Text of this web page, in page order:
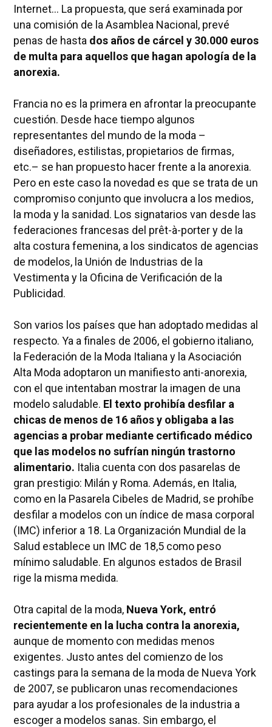
Internet... La propuesta, que será examinada por
una comisión de la Asamblea Nacional, prevé
penas de hasta dos años de cárcel y 30.000 euros
de multa para aquellos que hagan apología de la
anorexia.
Francia no es la primera en afrontar la preocupante
cuestión. Desde hace tiempo algunos
representantes del mundo de la moda –
diseñadores, estilistas, propietarios de firmas,
etc.– se han propuesto hacer frente a la anorexia.
Pero en este caso la novedad es que se trata de un
compromiso conjunto que involucra a los medios,
la moda y la sanidad. Los signatarios van desde las
federaciones francesas del prêt-à-porter y de la
alta costura femenina, a los sindicatos de agencias
de modelos, la Unión de Industrias de la
Vestimenta y la Oficina de Verificación de la
Publicidad.
Son varios los países que han adoptado medidas al
respecto. Ya a finales de 2006, el gobierno italiano,
la Federación de la Moda Italiana y la Asociación
Alta Moda adoptaron un manifiesto anti-anorexia,
con el que intentaban mostrar la imagen de una
modelo saludable. El texto prohibía desfilar a
chicas de menos de 16 años y obligaba a las
agencias a probar mediante certificado médico
que las modelos no sufrían ningún trastorno
alimentario. Italia cuenta con dos pasarelas de
gran prestigio: Milán y Roma. Además, en Italia,
como en la Pasarela Cibeles de Madrid, se prohíbe
desfilar a modelos con un índice de masa corporal
(IMC) inferior a 18. La Organización Mundial de la
Salud establece un IMC de 18,5 como peso
mínimo saludable. En algunos estados de Brasil
rige la misma medida.
Otra capital de la moda, Nueva York, entró
recientemente en la lucha contra la anorexia,
aunque de momento con medidas menos
exigentes. Justo antes del comienzo de los
castings para la semana de la moda de Nueva York
de 2007, se publicaron unas recomendaciones
para ayudar a los profesionales de la industria a
escoger a modelos sanas. Sin embargo, el